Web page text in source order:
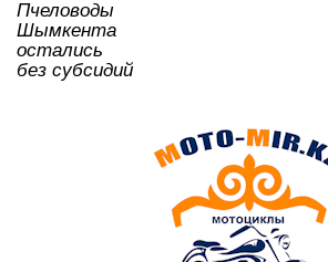
Пчеловоды
Шымкента
остались
без субсидий